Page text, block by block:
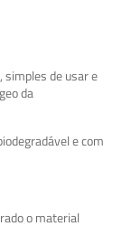
simples de usar e
da
e com
o material